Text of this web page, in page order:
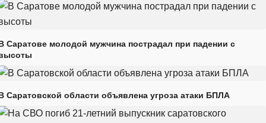
Саратове молодой мужчина пострадал при падении с
Саратовской области объявлена угроза атаки БПЛА